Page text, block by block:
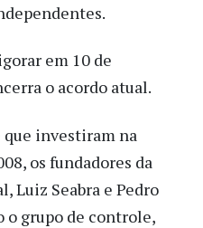
em 10 de
o acordo atual.
que investiram na
os fundadores da
Luiz Seabra e Pedro
o grupo de controle,